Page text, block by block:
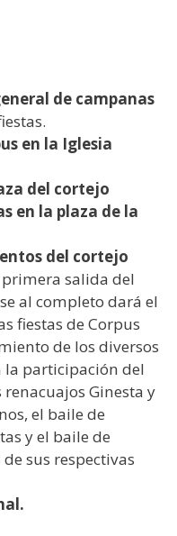
de campanas
en la Iglesia
del cortejo
en la plaza de la
del cortejo
primera salida del
al completo dará el
fiestas de Corpus
de los diversos
la participación del
renacuajos Ginesta y
el baile de
y el baile de
sus respectivas